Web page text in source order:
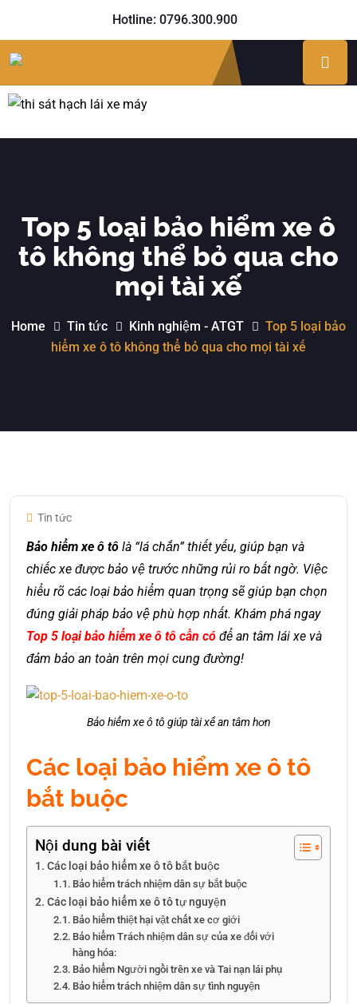
Hotline: 0796.300.900
Top 5 loại bảo hiểm xe ô
tô không thể bỏ qua cho
mọi tài xế
Home Tin tức Kinh nghiệm - ATGT
Top 5 loại bảo
hiểm xe ô tô không thể bỏ qua cho mọi tài xế
Tin tức
Bảo hiểm xe ô tô là “lá chắn” thiết yếu, giúp bạn và
chiếc xe được bảo vệ trước những rủi ro bất ngờ. Việc
hiểu rõ các loại bảo hiểm quan trọng sẽ giúp bạn chọn
đúng giải pháp bảo vệ phù hợp nhất. Khám phá ngay
Top 5 loại bảo hiểm xe ô tô cần có để an tâm lái xe và
đảm bảo an toàn trên mọi cung đường!
Bảo hiểm xe ô tô giúp tài xế an tâm hơn
Các loại bảo hiểm xe ô tô
bắt buộc
Nội dung bài viết
Các loại bảo hiểm xe ô tô bắt buộc
Bảo hiểm trách nhiệm dân sự bắt buộc
Các loại bảo hiểm xe ô tô tự nguyện
Bảo hiểm thiệt hại vật chất xe cơ giới
Bảo hiểm Trách nhiệm dân sự của xe đối với
hàng hóa:
Bảo hiểm Người ngồi trên xe và Tai nạn lái phụ
Bảo hiểm trách nhiệm dân sự tình nguyện